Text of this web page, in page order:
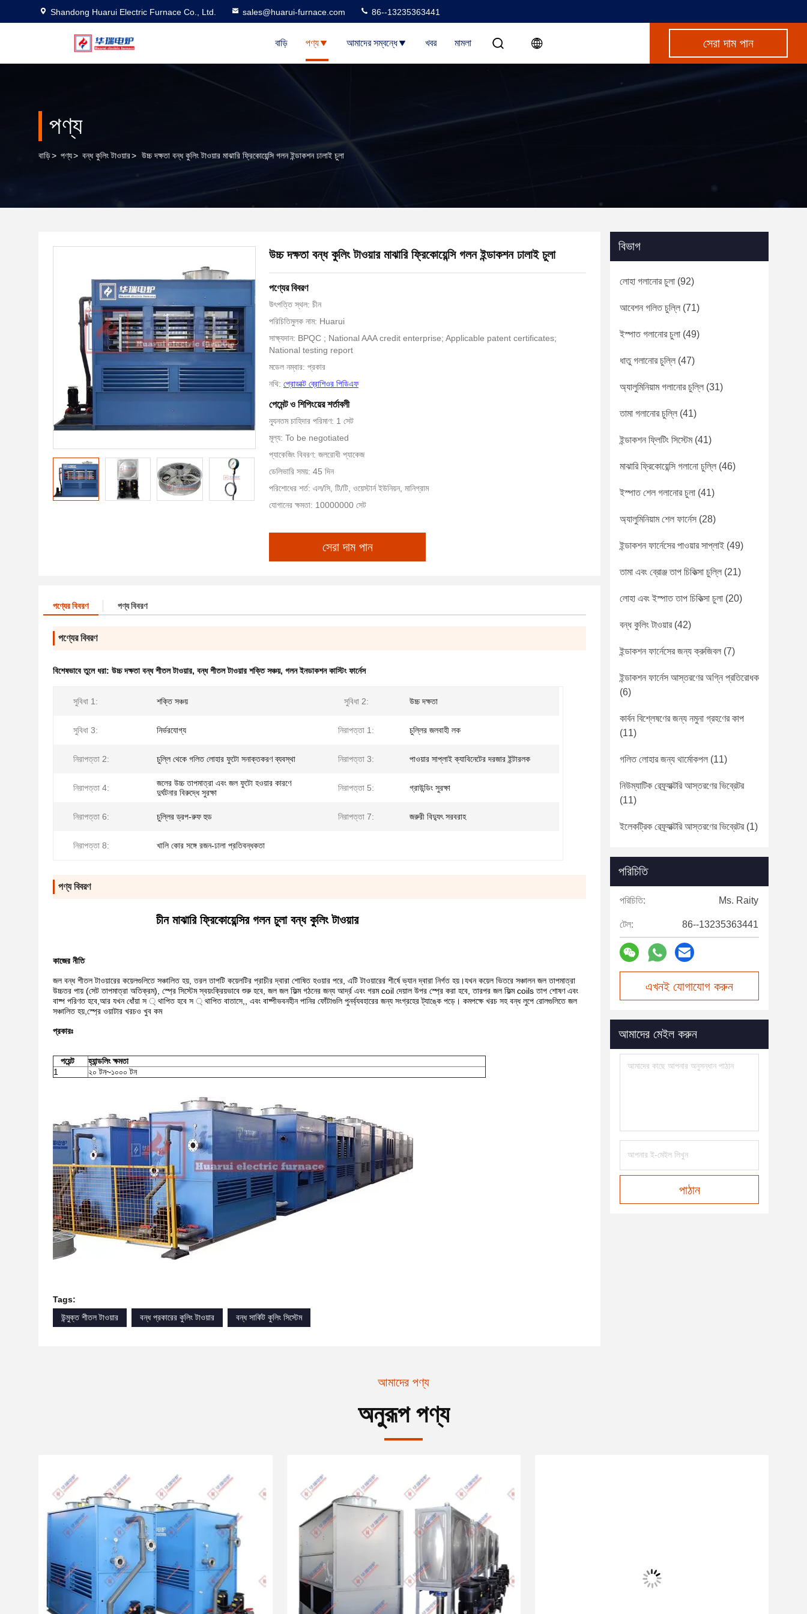
Shandong Huarui Electric Furnace Co., Ltd. sales@huarui-furnace.com 86--13235363441
বাড়ি পণ্য আমাদের সম্বন্ধে খবর মামলা সেরা দাম পান
পণ্য
বাড়ি> পণ্য> বন্ধ কুলিং টাওয়ার> উচ্চ দক্ষতা বন্ধ কুলিং টাওয়ার মাঝারি ফ্রিকোয়েন্সি গলন ইন্ডাকশন ঢালাই চুলা
উচ্চ দক্ষতা বন্ধ কুলিং টাওয়ার মাঝারি ফ্রিকোয়েন্সি গলন ইন্ডাকশন ঢালাই চুলা
পণ্যের বিবরণ
উৎপত্তি স্থল: চীন
পরিচিতিমুলক নাম: Huarui
সাক্ষ্যদান: BPQC ; National AAA credit enterprise; Applicable patent certificates;
National testing report
মডেল নম্বার: প্রকার
নথি: প্রোডাক্ট ব্রোশিওর পিডিএফ
পেমেন্ট ও শিপিংয়ের শর্তাবলী
ন্যূনতম চাহিদার পরিমাণ: 1 সেট
মূল্য: To be negotiated
প্যাকেজিং বিবরণ: জলরোধী প্যাকেজ
ডেলিভারি সময়: 45 দিন
পরিশোধের শর্ত: এল/সি, টি/টি, ওয়েস্টার্ন ইউনিয়ন, মানিগ্রাম
যোগানের ক্ষমতা: 10000000 সেট
সেরা দাম পান
পণ্যের বিবরণ পণ্য বিবরণ
পণ্যের বিবরণ
বিশেষভাবে তুলে ধরা: উচ্চ দক্ষতা বন্ধ শীতল টাওয়ার, বন্ধ শীতল টাওয়ার শক্তি সঞ্চয়, গলন ইনডাকশন কাস্টিং ফার্নেস
সুবিধা 1: শক্তি সঞ্চয় সুবিধা 2: উচ্চ দক্ষতা
সুবিধা 3: নির্ভরযোগ্য নিরাপত্তা 1: চুল্লির জলবাহী লক
নিরাপত্তা 2: চুল্লি থেকে গলিত লোহার ফুটো সনাক্তকরণ ব্যবস্থা নিরাপত্তা 3: পাওয়ার সাপ্লাই ক্যাবিনেটের দরজার ইন্টারলক
নিরাপত্তা 4:
জলের উচ্চ তাপমাত্রা এবং জল ফুটো হওয়ার কারণে
দুর্ঘটনার বিরুদ্ধে সুরক্ষা
নিরাপত্তা 5: গ্রাউন্ডিং সুরক্ষা
নিরাপত্তা 6: চুল্লির ড্রপ-রুফ হুড নিরাপত্তা 7: জরুরী বিদ্যুৎ সরবরাহ
নিরাপত্তা 8: খালি কোর সঙ্গে রজন-ঢালা প্রতিবন্ধকতা
পণ্য বিবরণ
চীন মাঝারি ফ্রিকোয়েন্সির গলন চুলা বন্ধ কুলিং টাওয়ার
কাজের নীতি
জল বন্ধ শীতল টাওয়ারের কয়েলগুলিতে সঞ্চালিত হয়, তরল তাপটি কয়েলটির প্রাচীর দ্বারা শোষিত হওয়ার পরে, এটি টাওয়ারের শীর্ষে ভ্যান দ্বারা নির্গত হয়।যখন কয়েল ভিতরে সঞ্চালন জল তাপমাত্রা
উচ্চতর পায় (সেট তাপমাত্রা অতিক্রম), স্প্রে সিস্টেম স্বয়ংক্রিয়ভাবে শুরু হবে, জল জল ফিল্ম গঠনের জন্য আর্দ্র এবং গরম coil দেয়াল উপর স্প্রে করা হবে, তারপর জল ফিল্ম coils তাপ শোষণ এবং
বাষ্প পরিণত হবে,আর যখন ধোঁয়া স ্ থাপিত হবে স ্ থাপিত বাতাসে,, এবং বাষ্পীভবনহীন পানির ফোঁটাগুলি পুনর্ব্যবহারের জন্য সংগ্রহের ট্যাঙ্কে পড়ে। কমপক্ষে খরচ সহ বন্ধ লুপে রোলগুলিতে জল
সঞ্চালিত হয়,স্প্রে ওয়াটার খরচও খুব কম
প্রকারঃ
পয়েন্ট
হ্যান্ডলিং ক্ষমতা
1
২০ টন~১০০০ টন
Tags:
উন্মুক্ত শীতল টাওয়ার
বন্ধ প্রকারের কুলিং টাওয়ার বন্ধ সার্কিট কুলিং সিস্টেম
বিভাগ
লোহা গলানোর চুলা (92)
আবেশন গলিত চুল্লি (71)
ইস্পাত গলানোর চুলা (49)
ধাতু গলানোর চুল্লি (47)
অ্যালুমিনিয়াম গলানোর চুল্লি (31)
তামা গলানোর চুল্লি (41)
ইন্ডাকশন ফ্লিটিং সিস্টেম(41)
মাঝারি ফ্রিকোয়েন্সি গলানো চুল্লি (46)
ইস্পাত শেল গলানোর চুলা (41)
অ্যালুমিনিয়াম শেল ফার্নেস (28)
ইন্ডাকশন ফার্নেসের পাওয়ার সাপ্লাই (49)
তামা এবং ব্রোঞ্জ তাপ চিকিত্সা চুল্লি (21)
লোহা এবং ইস্পাত তাপ চিকিত্সা চুলা (20)
বন্ধ কুলিং টাওয়ার(42)
ইন্ডাকশন ফার্নেসের জন্য ক্রুজিবল (7)
ইন্ডাকশন ফার্নেস আস্তরণের অগ্নি প্রতিরোধক
(6)
কার্বন বিশ্লেষণের জন্য নমুনা গ্রহণের কাপ
(11)
গলিত লোহার জন্য থার্মোকপল (11)
নিউম্যাটিক রেফ্র্যাক্টরি আস্তরণের ভিব্রেটর
(11)
ইলেকট্রিক রেফ্র্যাক্টরি আস্তরণের ভিব্রেটর(1)
পরিচিতি
পরিচিতি: Ms. Raity
টেল: 86--13235363441
এখনই যোগাযোগ করুন
আমাদের মেইল করুন
পাঠান
আমাদের পণ্য
অনুরূপ পণ্য